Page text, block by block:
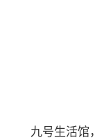
九号生活馆，